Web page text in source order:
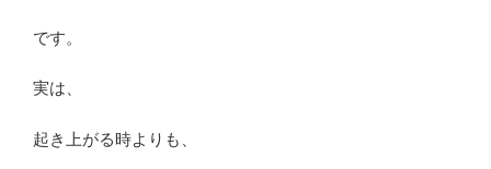
です。
実は、
起き上がる時よりも、